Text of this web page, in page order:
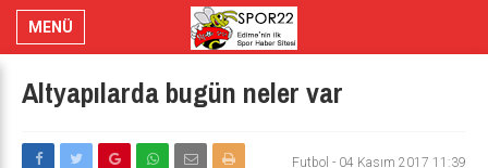
MENÜ
Altyapılarda bugün neler var
Futbol - 04 Kasım 2017 11:39